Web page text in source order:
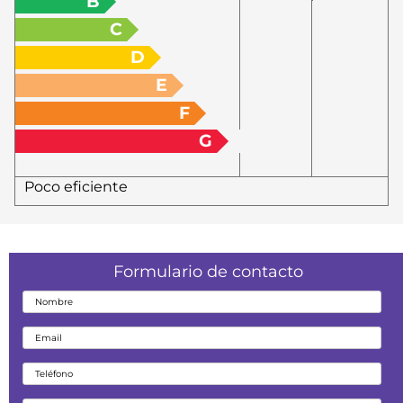
C
D
E
F
G
Poco eficiente
Formulario de contacto